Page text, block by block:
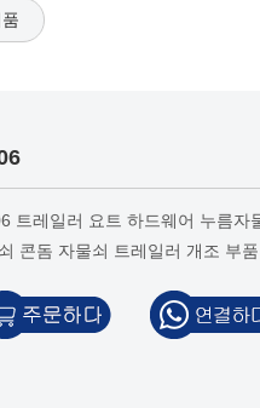
트레일러 요트 하드웨어 누름자
콘돔 자물쇠 트레일러 개조 부품